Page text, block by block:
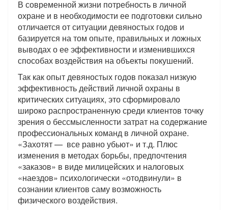
В современной жизни потребность в личной
охране и в необходимости ее подготовки сильно
отличается от ситуации девяностых годов и
базируется на том опыте, правильных и ложных
выводах о ее эффективности и изменившихся
способах воздействия на объекты покушений.
Так как опыт девяностых годов показал низкую
эффективность действий личной охраны в
критических ситуациях, это сформировало
широко распространенную среди клиентов точку
зрения о бессмысленности затрат на содержание
профессиональных команд в личной охране.
«Захотят — все равно убьют» и т.д. Плюс
изменения в методах борьбы, предпочтения
«заказов» в виде милицейских и налоговых
«наездов» психологически «отодвинули» в
сознании клиентов саму возможность
физического воздействия.